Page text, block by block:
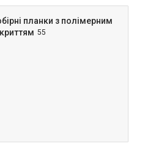
планки з полімерним
55